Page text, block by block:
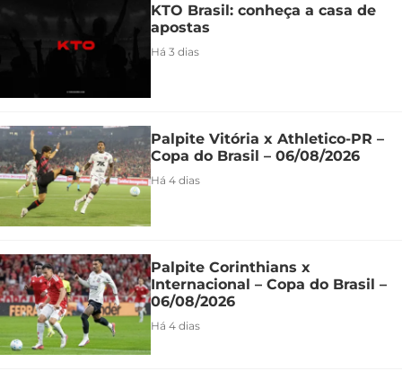
KTO Brasil: conheça a casa de
apostas
Há 3 dias
Palpite Vitória x Athletico-PR –
Copa do Brasil – 06/08/2026
Há 4 dias
Palpite Corinthians x
Internacional – Copa do Brasil –
06/08/2026
Há 4 dias